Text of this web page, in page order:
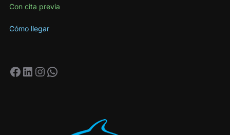
Con cita previa
Cómo llegar
Facebook
LinkedIn
Instagram
WhatsApp